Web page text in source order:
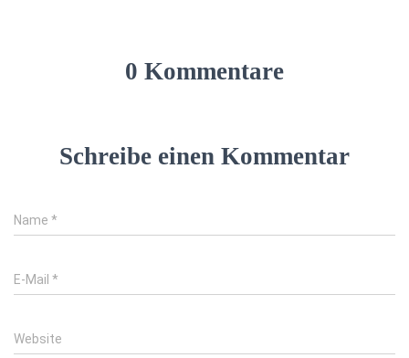
0 Kommentare
Schreibe einen Kommentar
Name *
E-Mail *
Website